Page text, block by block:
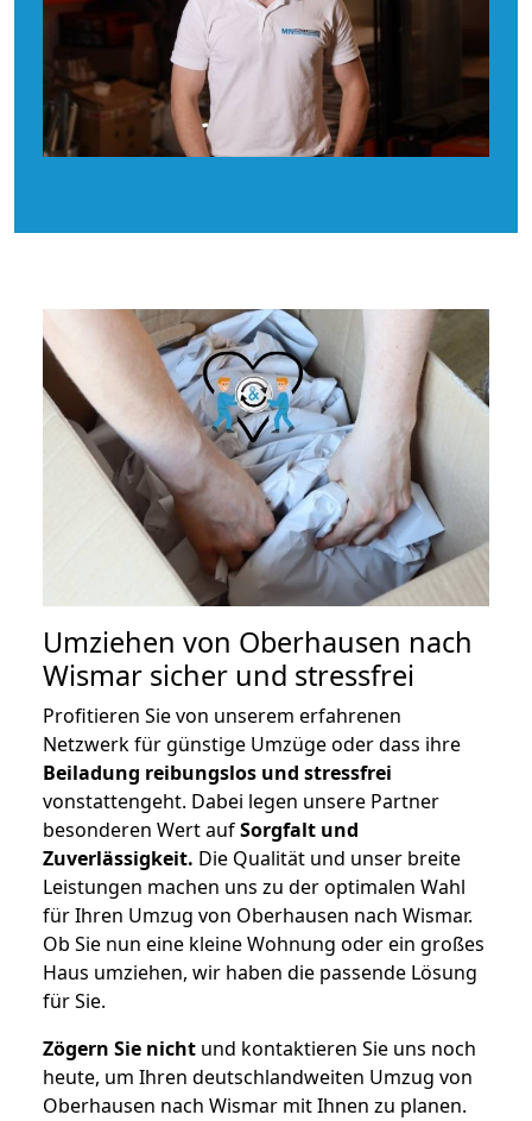
Umziehen von Oberhausen nach
Wismar sicher und stressfrei
Profitieren Sie von unserem erfahrenen
Netzwerk für günstige Umzüge oder dass ihre
Beiladung reibungslos und stressfrei
vonstattengeht. Dabei legen unsere Partner
besonderen Wert aufSorgfalt und
Zuverlässigkeit. Die Qualität und unser breite
Leistungen machen uns zu der optimalen Wahl
für Ihren Umzug von Oberhausen nach Wismar.
Ob Sie nun eine kleine Wohnung oder ein großes
Haus umziehen, wir haben die passende Lösung
für Sie.
Zögern Sie nicht und kontaktieren Sie uns noch
heute, um Ihren deutschlandweiten Umzug von
Oberhausen nach Wismar mit Ihnen zu planen.